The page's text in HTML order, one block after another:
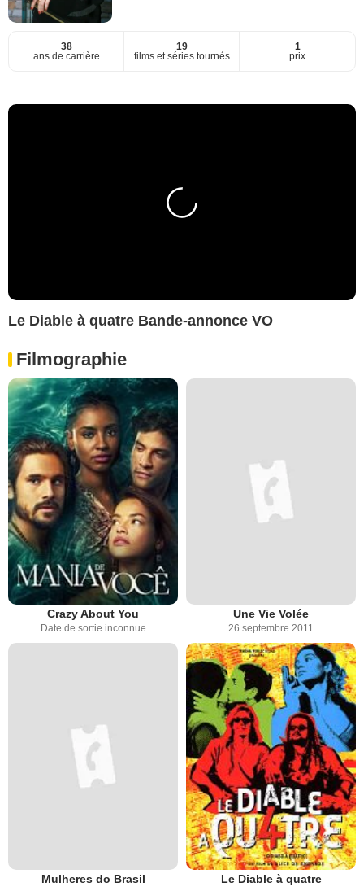
38
ans de carrière
19
films et séries tournés
1
prix
Le Diable à quatre Bande-annonce VO
Filmographie
Crazy About You
Date de sortie inconnue
Une Vie Volée
26 septembre 2011
Mulheres do Brasil Le Diable à quatre